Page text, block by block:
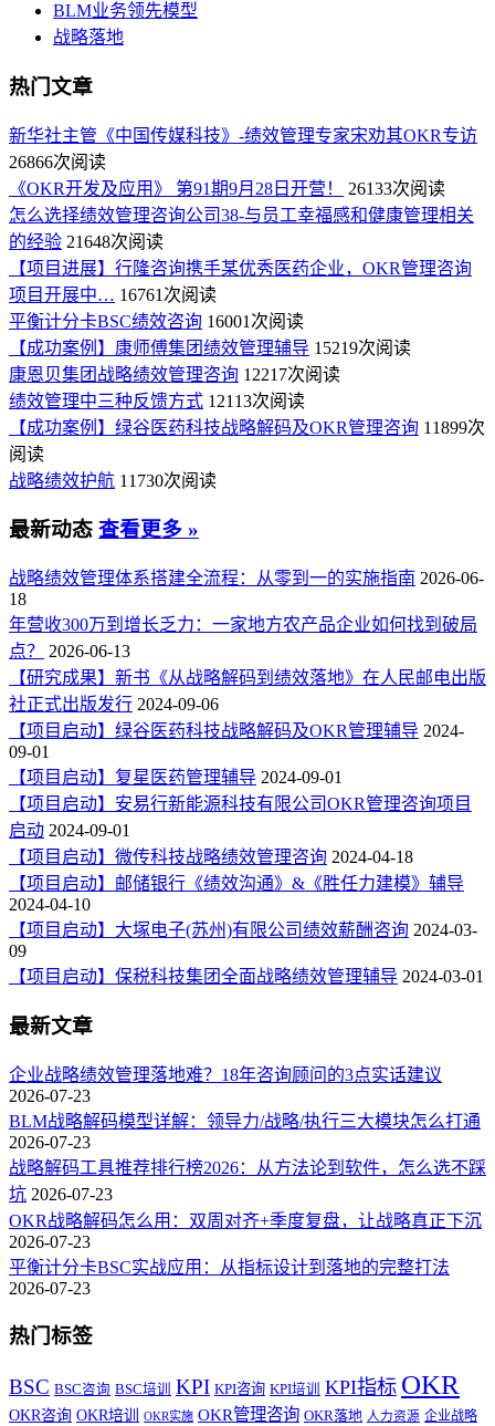
BLM业务领先模型
战略落地
热门文章
新华社主管《中国传媒科技》-绩效管理专家宋劝其OKR专访
26866次阅读
《OKR开发及应用》 第91期9月28日开营！
26133次阅读
怎么选择绩效管理咨询公司38-与员工幸福感和健康管理相关
的经验 21648次阅读
【项目进展】行隆咨询携手某优秀医药企业，OKR管理咨询
项目开展中… 16761次阅读
平衡计分卡BSC绩效咨询 16001次阅读
【成功案例】康师傅集团绩效管理辅导 15219次阅读
康恩贝集团战略绩效管理咨询 12217次阅读
绩效管理中三种反馈方式 12113次阅读
【成功案例】绿谷医药科技战略解码及OKR管理咨询 11899次
阅读
战略绩效护航 11730次阅读
最新动态 查看更多 »
战略绩效管理体系搭建全流程：从零到一的实施指南 2026-06-
18
年营收300万到增长乏力：一家地方农产品企业如何找到破局
点？
2026-06-13
【研究成果】新书《从战略解码到绩效落地》在人民邮电出版
社正式出版发行 2024-09-06
【项目启动】绿谷医药科技战略解码及OKR管理辅导 2024-
09-01
【项目启动】复星医药管理辅导 2024-09-01
【项目启动】安易行新能源科技有限公司OKR管理咨询项目
启动 2024-09-01
【项目启动】微传科技战略绩效管理咨询 2024-04-18
【项目启动】邮储银行《绩效沟通》&《胜任力建模》辅导
2024-04-10
【项目启动】大塚电子(苏州)有限公司绩效薪酬咨询 2024-03-
09
【项目启动】保税科技集团全面战略绩效管理辅导 2024-03-01
最新文章
企业战略绩效管理落地难？18年咨询顾问的3点实话建议
2026-07-23
BLM战略解码模型详解：领导力/战略/执行三大模块怎么打通
2026-07-23
战略解码工具推荐排行榜2026：从方法论到软件，怎么选不踩
坑 2026-07-23
OKR战略解码怎么用：双周对齐+季度复盘，让战略真正下沉
2026-07-23
平衡计分卡BSC实战应用：从指标设计到落地的完整打法
2026-07-23
热门标签
BSC BSC咨询 BSC培训 KPI KPI咨询 KPI培训 KPI指标 OKR
OKR咨询 OKR培训 OKR实施 OKR管理咨询 OKR落地 人力资源 企业战略